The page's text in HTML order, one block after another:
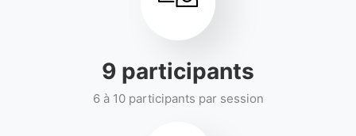
10 participants
6 à 10 participants par session